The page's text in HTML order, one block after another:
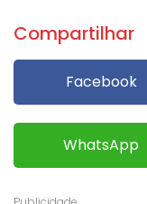
Compartilhar
Facebook
WhatsApp